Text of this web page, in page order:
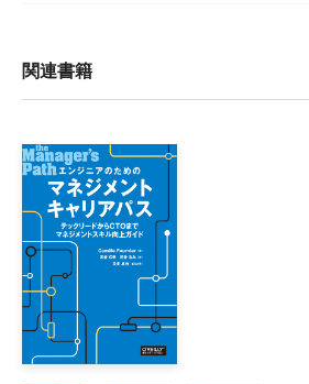
はじめに
1章　VP、ディレクターとは?
    1.1　キャリアパスの整理
        1.1.1　並行するキャリアパス
        1.1.2　戦争における3 つのレベル
        1.1.3　曖昧な中間層
    1.2　スコープとインパクト
    1.3　コンピテンシー
関連書籍